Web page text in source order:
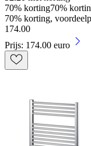
70% korting70%
70% korting,
174.00
Prijs: 174.00 euro